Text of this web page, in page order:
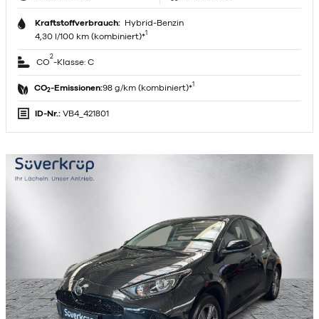
Kraftstoffverbrauch: Hybrid-Benzin
4,30 l/100 km (kombiniert)*1
CO
2
-Klasse: C
CO2-Emissionen:98 g/km (kombiniert)*1
ID-Nr.: VB4_421801